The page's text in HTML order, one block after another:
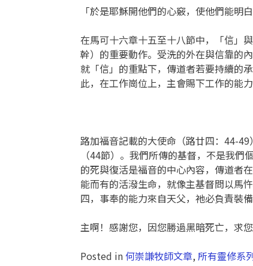
「於是耶穌開他們的心竅，使他們能明
在馬可十六章十五至十八節中，「信」
幹）的重要動作。受洗的外在與信靠的
就「信」的重點下，傳道者若要持續的
此，在工作崗位上，主會賜下工作的能
路加福音記載的大使命（路廿四：44-
（44節）。我們所傳的基督，不是我
的死與復活是福音的中心內容，傳道者
能而有的活潑生命，就像主基督問以馬
四，事奉的能力來自天父，祂必負責裝
主啊！感謝您，因您勝過黑暗死亡，求
Posted in 何崇謙牧師文章,所有靈修系